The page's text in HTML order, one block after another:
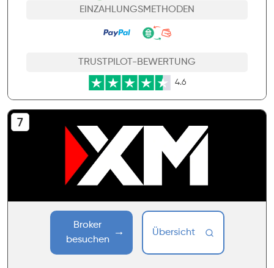
EINZAHLUNGSMETHODEN
TRUSTPILOT-BEWERTUNG
4.6
Broker
besuchen
Übersicht